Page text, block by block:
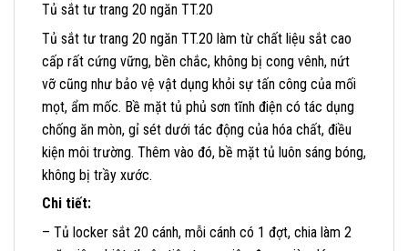
Tủ sắt tư trang 20 ngăn TT.20
Tủ sắt tư trang 20 ngăn TT.20 làm từ chất liệu sắt cao
cấp rất cứng vững, bền chắc, không bị cong vênh, nứt
vỡ cũng như bảo vệ vật dụng khỏi sự tấn công của mối
mọt, ẩm mốc. Bề mặt tủ phủ sơn tĩnh điện có tác dụng
chống ăn mòn, gỉ sét dưới tác động của hóa chất, điều
kiện môi trường. Thêm vào đó, bề mặt tủ luôn sáng bóng,
không bị trầy xước.
Chi tiết:
– Tủ locker sắt 20 cánh, mỗi cánh có 1 đợt, chia làm 2